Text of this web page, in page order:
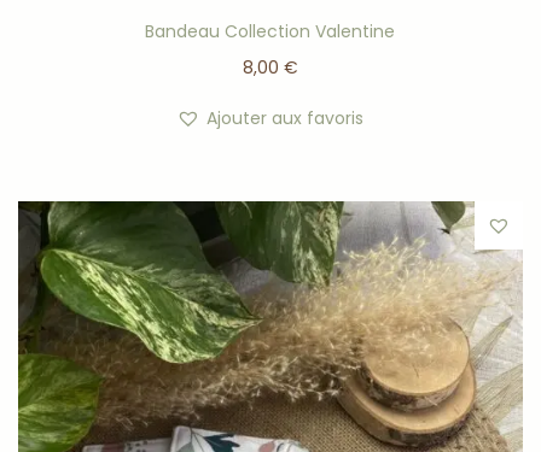
Bandeau Collection Valentine
8,00 €
Ajouter aux favoris